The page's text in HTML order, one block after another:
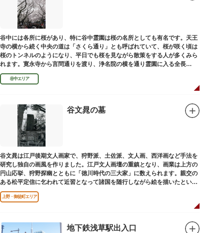
谷中には各所に桜があり、特に谷中霊園は桜の名所としても有名です。天王
寺の横から続く中央の道は「さくら通り」とも呼ばれていて、桜が咲く頃は
桜のトンネルのようになり、平日でも桜を見ながら散策をする人が多くみら
れます。寛永寺から言問通りを渡り、浄名院の横を通り霊園に入る全長
100mの桜並木や、霊園内に点在する大木なども見事です。
谷中エリア
谷文晁の墓
谷文晁は江戸後期文人画家で、狩野派、土佐派、文人画、西洋画など手法を
研究し独自の画風を作りました。江戸文人画壇の重鎮となり、画業は上方の
円山応挙、狩野探幽とともに「徳川時代の三大家」に数えられます。親交の
ある松平定信に乞われて近習となって諸国を随行しながら絵を描いたといわ
れています。お墓は源空寺（げんくうじ）にあります。
上野・御徒町エリア
地下鉄浅草駅出入口